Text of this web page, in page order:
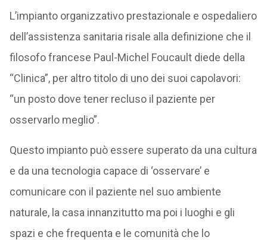
L’impianto organizzativo prestazionale e ospedaliero
dell’assistenza sanitaria risale alla definizione che il
filosofo francese Paul-Michel Foucault diede della
“Clinica”, per altro titolo di uno dei suoi capolavori:
“un posto dove tener recluso il paziente per
osservarlo meglio”.
Questo impianto può essere superato da una cultura
e da una tecnologia capace di ‘osservare’ e
comunicare con il paziente nel suo ambiente
naturale, la casa innanzitutto ma poi i luoghi e gli
spazi e che frequenta e le comunità che lo